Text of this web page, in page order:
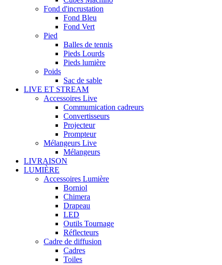
Fond d'incrustation
Fond Bleu
Fond Vert
Pied
Balles de tennis
Pieds Lourds
Pieds lumière
Poids
Sac de sable
LIVE ET STREAM
Accessoires Live
Commumication cadreurs
Convertisseurs
Projecteur
Prompteur
Mélangeurs Live
Mélangeurs
LIVRAISON
LUMIÈRE
Accessoires Lumière
Borniol
Chimera
Drapeau
LED
Outils Tournage
Réflecteurs
Cadre de diffusion
Cadres
Toiles